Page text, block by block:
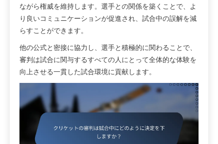
ながら権威を維持します。選手との関係を築くことで、よ
り良いコミュニケーションが促進され、試合中の誤解を減
らすことができます。
他の公式と密接に協力し、選手と積極的に関わることで、
審判は試合に関与するすべての人にとって全体的な体験を
向上させる一貫した試合環境に貢献します。